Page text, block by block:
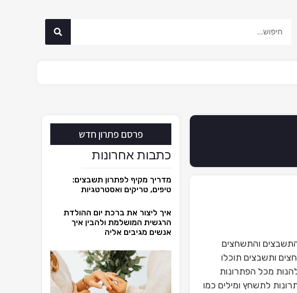
והתשחצים
ותשבצים תוכלו
מכל הפתרונות
לתשחץ ומילים כמו
פרסם פתרון חדש
כתבות אחרונות
מדריך מקיף לפתרון תשבצים:
טיפים, טריקים ואסטרטגיות
איך ליצור את ברכת יום ההולדת
הרגשית המושלמת ולהבין איך
אנשים מגיבים אליה